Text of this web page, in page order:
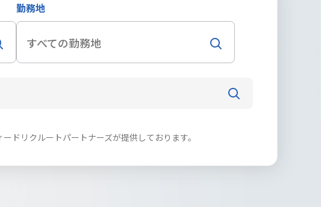
勤務地
リクルートパートナーズが提供しております。